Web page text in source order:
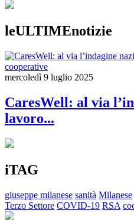
leULTIMEnotizie
mercoledì 9 luglio 2025
CaresWell: al via
lavoro...
iTAG
giuseppe milanese sanità Milanese
Terzo Settore COVID-19 RSA